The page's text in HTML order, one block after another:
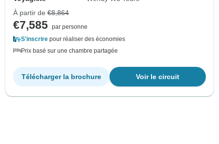
À partir de €8,864
€7,585 par personne
S'inscrire pour réaliser des économies
Prix basé sur une chambre partagée
Voir le circuit
Télécharger la brochure